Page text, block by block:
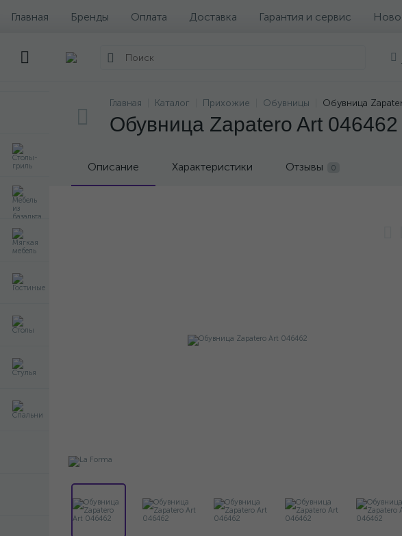
Главная Бренды Оплата Доставка Гарантия и сервис
Главная Каталог Прихожие Обувницы Обувница
Обувница Zapatero Art 046462
Описание Характеристики Отзывы 0